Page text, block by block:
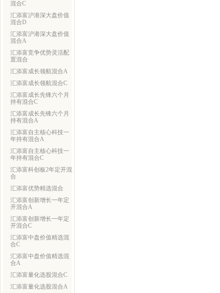
混合C
汇添富沪港深大盘价值
混合D
汇添富沪港深大盘价值
混合A
汇添富竞争优势灵活配
置混合
汇添富成长领航混合A
汇添富成长领航混合C
汇添富成长先锋六个月
持有混合C
汇添富成长先锋六个月
持有混合A
汇添富自主核心科技一
年持有混合A
汇添富自主核心科技一
年持有混合C
汇添富科创板2年定开混
合
汇添富优势精选混合
汇添富创新增长一年定
开混合A
汇添富创新增长一年定
开混合C
汇添富中盘价值精选混
合C
汇添富中盘价值精选混
合A
汇添富量化选股混合C
汇添富量化选股混合A